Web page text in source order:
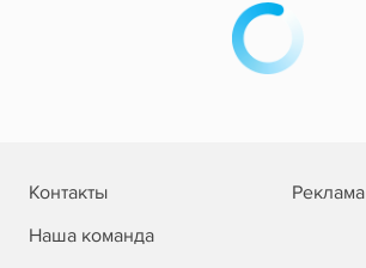
Контакты
Реклама
Наша команда